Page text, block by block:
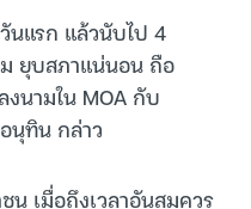
นแรก แล้วนับไป 4
ยุบสภาแน่นอน ถือ
นามใน MOA กับ
นุทิน กล่าว
เมื่อถึงเวลาอันสมควร